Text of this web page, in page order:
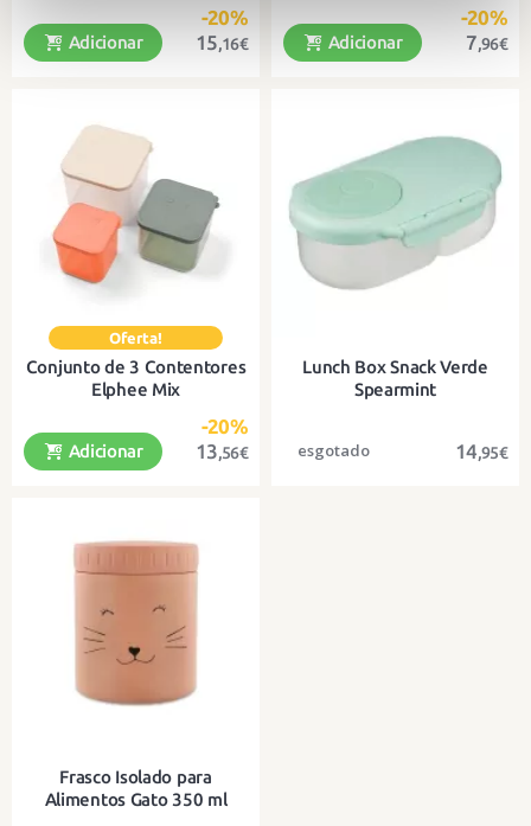
-20%
15,16€
Adicionar
Uma lancheira robusta, prática e
divertida
-20%
7,96€
Adicionar
Ideal para transportar
convenientemente snacks ou
líquidos
Conjunto de 3 Contentores
Elphee Mix
-20%
13,56€
Adicionar
3 caixas de congelação,
microondas e máquina de lavar
Lunch Box Snack Verde
Spearmint
14,95€
Frasco Isolado para
Alimentos Gato 350 ml